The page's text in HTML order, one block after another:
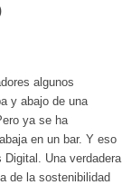
algunos
y abajo de una
ya se ha
en un bar. Y eso
Una verdadera
de la sostenibilidad